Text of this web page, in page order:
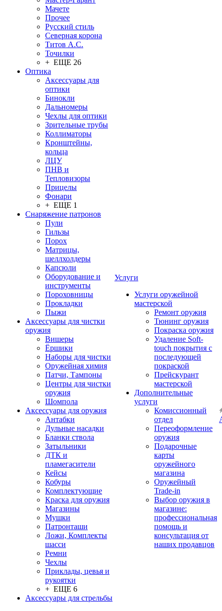
Мачете
Прочее
Русский стиль
Северная корона
Титов А.С.
Точилки
+ ЕЩЕ 26
Оптика
Аксессуары для
оптики
Бинокли
Дальномеры
Чехлы для оптики
Зрительные трубы
Коллиматоры
Кронштейны,
кольца
ЛЦУ
ПНВ и
Тепловизоры
Прицелы
Фонари
+ ЕЩЕ 1
Снаряжение патронов
Пули
Гильзы
Порох
Матрицы,
шеллхолдеры
Капсюли
Оборудование и
инструменты
Пороховницы
Прокладки
Пыжи
Аксессуары для чистки
оружия
Вишеры
Ёршики
Наборы для чистки
Оружейная химия
Патчи, Тампоны
Центры для чистки
оружия
Шомпола
Аксессуары для оружия
Антабки
Дульные насадки
Бланки ствола
Затыльники
ДТК и
пламегасители
Кейсы
Кобуры
Комплектующие
Краска для оружия
Магазины
Мушки
Патронташи
Ложи, Комплекты
шасси
Ремни
Чехлы
Приклады, цевья и
рукоятки
+ ЕЩЕ 6
Аксессуары для стрельбы
Услуги
Услуги оружейной
мастерской
Ремонт оружия
Тюнинг оружия
Покраска оружия
Удаление Soft-
touch покрытия с
последующей
покраской
Прейскурант
мастерской
Дополнительные
услуги
Комиссионный
отдел
Переоформление
оружия
Подарочные
карты
оружейного
магазина
Оружейный
Trade-in
Выбор оружия в
магазине:
профессиональная
помощь и
консультация от
наших продавцов